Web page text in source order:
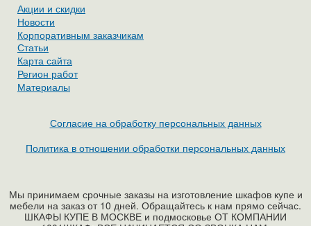
Акции и скидки
Новости
Корпоративным заказчикам
Статьи
Карта сайта
Регион работ
Материалы
Согласие на обработку персональных данных
Политика в отношении обработки персональных данных
Мы принимаем срочные заказы на изготовление шкафов купе и
мебели на заказ от 10 дней. Обращайтесь к нам прямо сейчас.
ШКАФЫ КУПЕ В МОСКВЕ и подмосковье ОТ КОМПАНИИ